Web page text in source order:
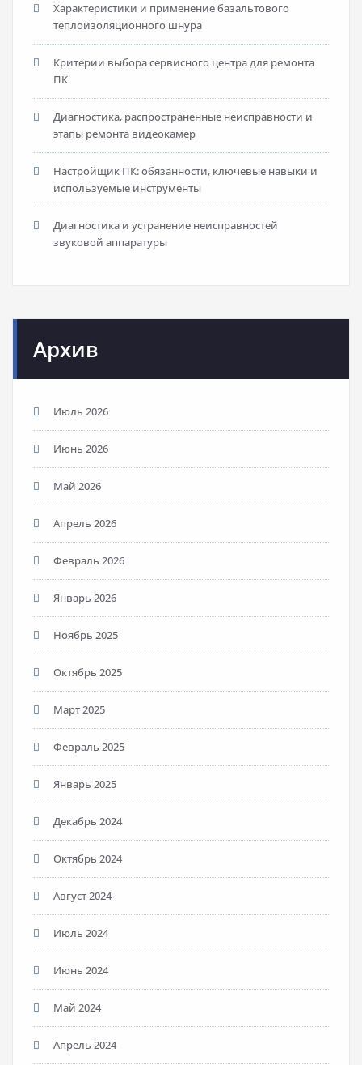
Характеристики и применение базальтового
теплоизоляционного шнура
Критерии выбора сервисного центра для ремонта
ПК
Диагностика, распространенные неисправности и
этапы ремонта видеокамер
Настройщик ПК: обязанности, ключевые навыки и
используемые инструменты
Диагностика и устранение неисправностей
звуковой аппаратуры
Архив
Июль 2026
Июнь 2026
Май 2026
Апрель 2026
Февраль 2026
Январь 2026
Ноябрь 2025
Октябрь 2025
Март 2025
Февраль 2025
Январь 2025
Декабрь 2024
Октябрь 2024
Август 2024
Июль 2024
Июнь 2024
Май 2024
Апрель 2024